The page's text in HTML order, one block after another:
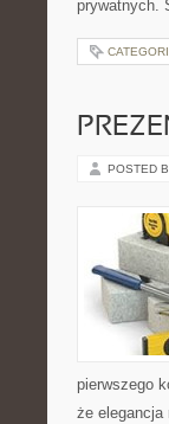
prywatnych.
POSTED
pierwszego
że